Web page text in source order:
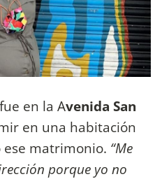
en la Avenida San
en una habitación
matrimonio. “Me
porque yo no